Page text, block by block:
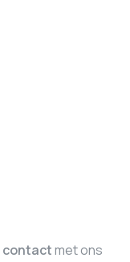
contactmet ons